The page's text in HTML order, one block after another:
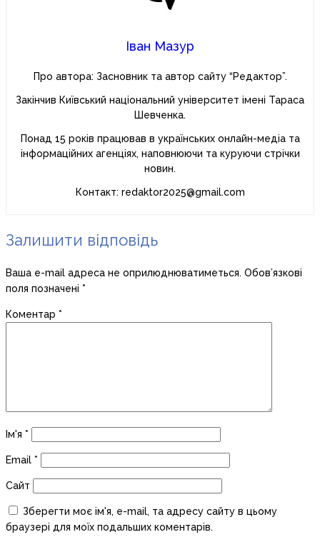
Іван Мазур
Про автора: Засновник та автор сайту “Редактор”.
Закінчив Київський національний університет імені Тараса
Шевченка.
Понад 15 років працював в українських онлайн-медіа та
інформаційних агенціях, наповнюючи та куруючи стрічки
новин.
Контакт: redaktor2025@gmail.com
Залишити відповідь
Ваша e-mail адреса не оприлюднюватиметься. Обов’язкові
поля позначені *
Коментар *
Ім'я *
Email *
Сайт
Зберегти моє ім'я, e-mail, та адресу сайту в цьому
браузері для моїх подальших коментарів.